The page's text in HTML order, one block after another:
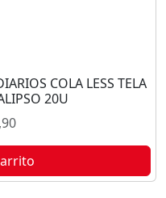
COLA LESS TELA
20U